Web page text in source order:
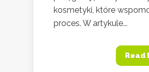
kosmetyki, które
proces. W artykule...
Read